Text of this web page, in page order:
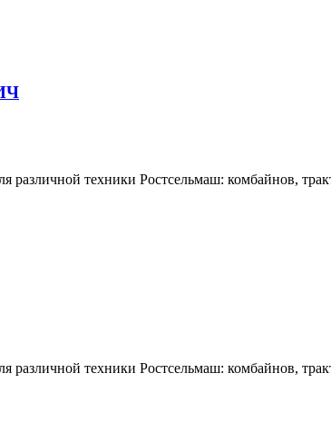
различной техники Ростсельмаш: комбайнов,
различной техники Ростсельмаш: комбайнов,